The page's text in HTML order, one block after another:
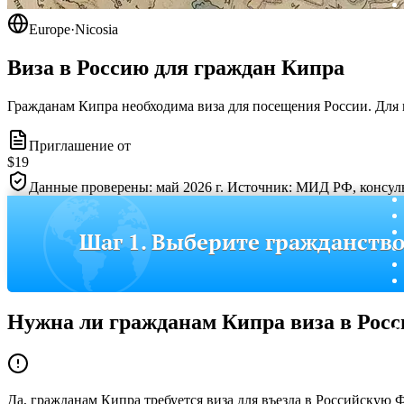
Europe·Nicosia
Виза в Россию для граждан Кипра
Гражданам Кипра необходима виза для посещения России.
Приглашение от
$19
Данные проверены: май 2026 г. Источник: МИД РФ,
Шаг 1. Выберите гражданство
Нужна ли гражданам Кипра виза в
Да, гражданам Кипра требуется виза для въезда в Российскую